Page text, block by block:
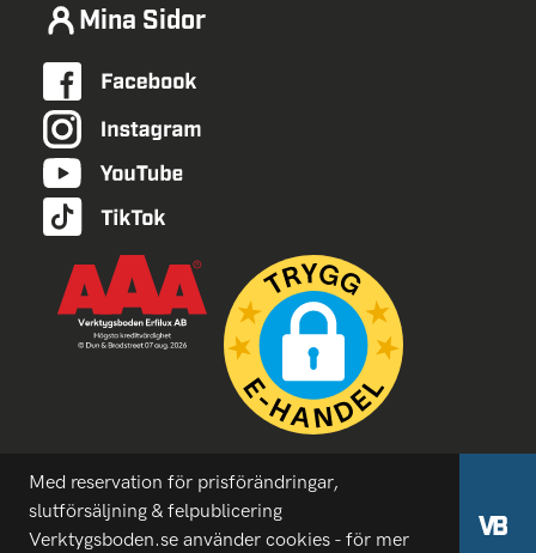
Mina Sidor
Med reservation för prisförändringar,
slutförsäljning & felpublicering
Verktygsboden.se använder cookies - för mer